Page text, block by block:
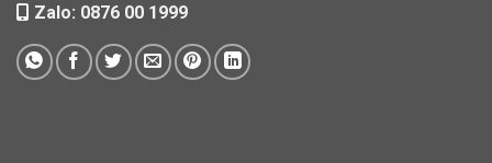
Zalo: 0876 00 1999